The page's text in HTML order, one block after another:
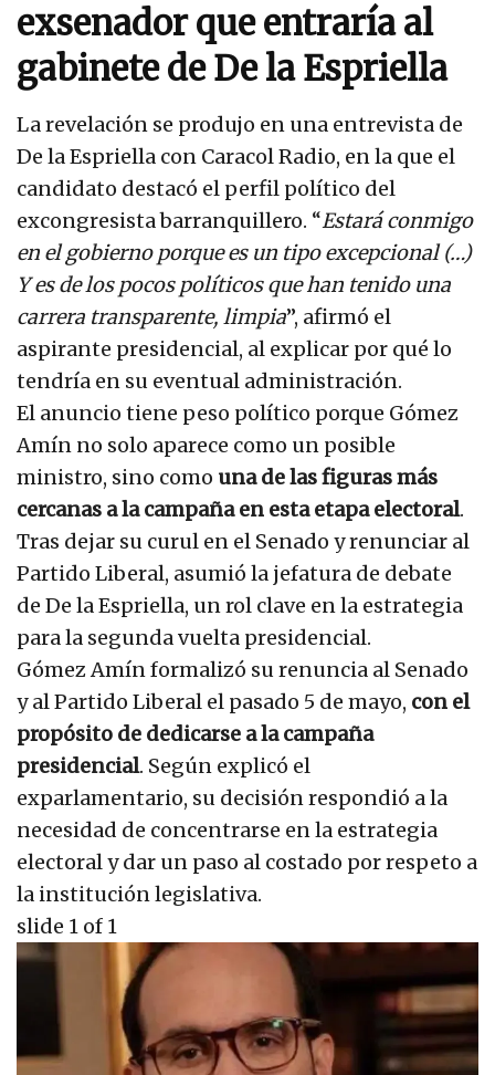
exsenador que entraría al
gabinete de De la Espriella
La revelación se produjo en una entrevista de
De la Espriella con Caracol Radio, en la que el
candidato destacó el perfil político del
excongresista barranquillero. “Estará conmigo
en el gobierno porque es un tipo excepcional (…)
Y es de los pocos políticos que han tenido una
carrera transparente, limpia”, afirmó el
aspirante presidencial, al explicar por qué lo
tendría en su eventual administración.
El anuncio tiene peso político porque Gómez
Amín no solo aparece como un posible
ministro, sino como una de las figuras más
cercanas a la campaña en esta etapa electoral.
Tras dejar su curul en el Senado y renunciar al
Partido Liberal, asumió la jefatura de debate
de De la Espriella, un rol clave en la estrategia
para la segunda vuelta presidencial.
Gómez Amín formalizó su renuncia al Senado
y al Partido Liberal el pasado 5 de mayo, con el
propósito de dedicarse a la campaña
presidencial. Según explicó el
exparlamentario, su decisión respondió a la
necesidad de concentrarse en la estrategia
electoral y dar un paso al costado por respeto a
la institución legislativa.
slide 1 of 1